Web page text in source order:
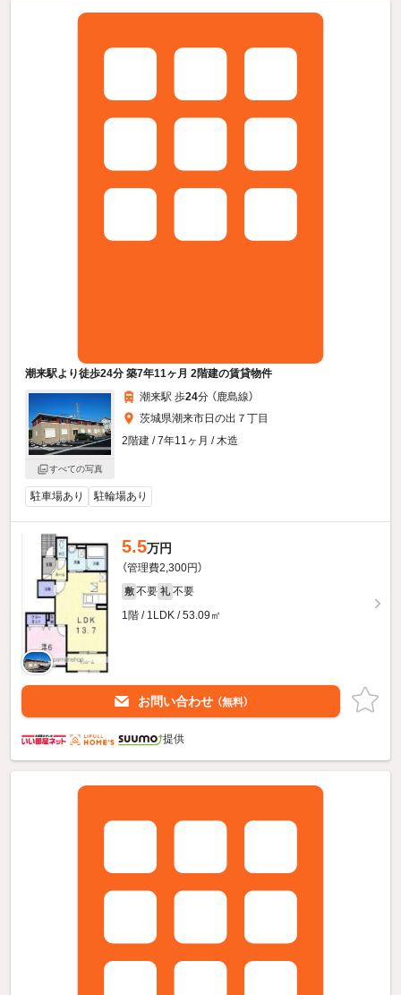
潮来駅より徒歩24分 築7年11ヶ月 2階建の賃貸物件
すべての写真
潮来駅 歩24分 （鹿島線）
茨城県潮来市日の出７丁目
2階建 / 7年11ヶ月 / 木造
駐車場あり 駐輪場あり
5.5万円
（管理費2,300円）
敷 不要 礼 不要
1階 / 1LDK / 53.09㎡
お問い合わせ （無料）
提供